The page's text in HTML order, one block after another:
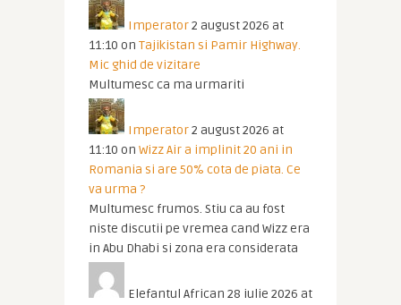
Imperator2 august 2026 at
11:10 on Tajikistan si Pamir Highway.
Mic ghid de vizitare
Multumesc ca ma urmariti
Imperator2 august 2026 at
11:10 on Wizz Air a implinit 20 ani in
Romania si are 50% cota de piata. Ce
va urma ?
Multumesc frumos. Stiu ca au fost
niste discutii pe vremea cand Wizz era
in Abu Dhabi si zona era considerata
Elefantul African 28 iulie 2026 at